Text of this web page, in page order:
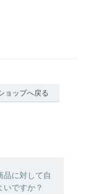
ョップへ戻る
品に対して自
ですか？